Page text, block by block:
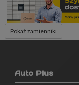
Pokaż zamienniki
Auto Plus